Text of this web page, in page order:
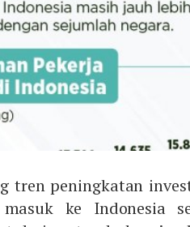
tren peningkatan
ke Indonesia